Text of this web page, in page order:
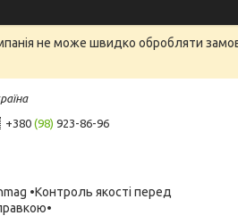
не може швидко обробляти
+380 (98) 923-86-96
•Контроль якості перед